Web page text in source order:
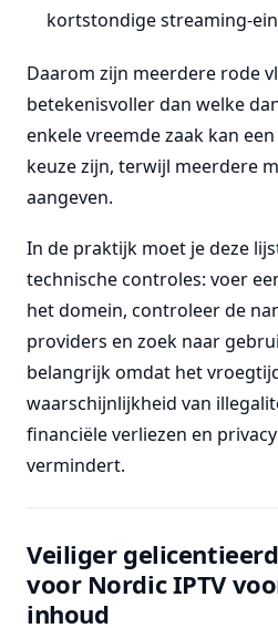
kortstondige streaming-
Daarom zijn meerdere rode
betekenisvoller dan welke
enkele vreemde zaak kan
keuze zijn, terwijl meerdere
aangeven.
In de praktijk moet je deze
technische controles: voer
het domein, controleer de
providers en zoek naar
belangrijk omdat het
waarschijnlijkheid van
financiële verliezen en
vermindert.
Veiliger
voor Nordic IPTV
inhoud